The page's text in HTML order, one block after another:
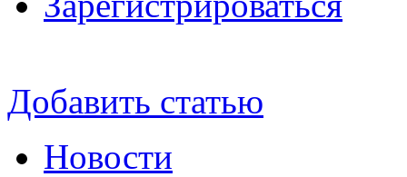
Добавить статью
Новости